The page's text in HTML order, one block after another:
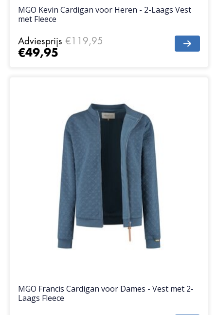
MGO Kevin Cardigan voor Heren - 2-Laags Vest
met Fleece
Adviesprijs €119,95
€49,95
MGO Francis Cardigan voor Dames - Vest met 2-
Laags Fleece